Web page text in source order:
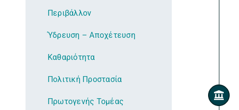
Περιβάλλον
Ύδρευση – Αποχέτευση
Καθαριότητα
Πολιτική Προστασία
Πρωτογενής Τομέας